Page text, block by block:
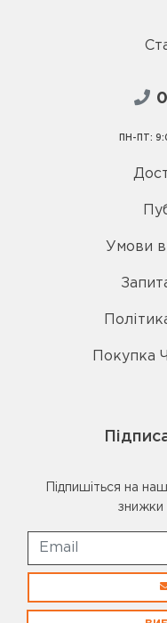
ПН-ПТ:
Умови
Покупка
Підпишіться на
знижки